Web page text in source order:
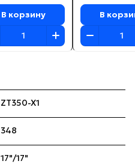
В корзину В
ZT350-X1
348
17"/17"